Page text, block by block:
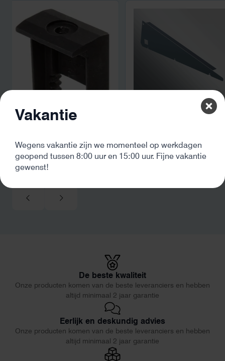
netcongestie.
Clickfit Basic eindklem
CFA, zwart
€3,72 excl. BTW
Blubase Connect XL
De beste kwaliteit
Onze producten komen van de beste leveranciers en hebben
altijd minimaal 2 jaar garantie
Eerlijk en deskundig advies
Onze producten komen van de beste leveranciers en hebben
altijd minimaal 2 jaar garantie
Vakantie
Wegens vakantie zijn we momenteel op werkdagen
geopend tussen 8:00 uur en 15:00 uur. Fijne vakantie
gewenst!